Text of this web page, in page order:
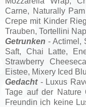
Carne, Naturally
Crepe mit Kinder
Trauben, Tortellini
Getrunken - Actimel,
Saft, Chai Latte,
Strawberry
Eistee, Mixery Iced
Gedacht- Luxus
Tage auf der Nature
Freundin ich keine